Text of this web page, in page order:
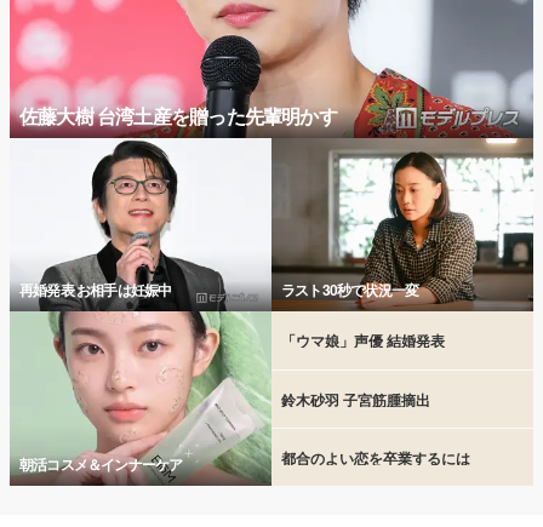
佐藤大樹 台湾土産を贈った先輩明かす
再婚発表 お相手は妊娠中 ラスト30秒で状況一変
朝活コスメ＆インナーケア
「ウマ娘」声優 結婚発表
鈴木砂羽 子宮筋腫摘出
都合のよい恋を卒業するには